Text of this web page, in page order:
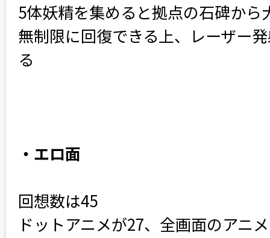
5体妖精を集めると拠点の石碑から
無制限に回復できる上、レーザー
る
・エロ面
回想数は45
ドットアニメが27、全画面のアニ